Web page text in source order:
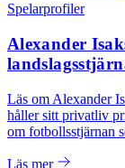
Spelarprofiler
Alexander
Läs om Alexander
håller sitt privatliv
om fotbollsstjärnan
Läs mer